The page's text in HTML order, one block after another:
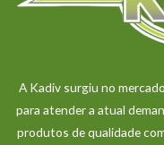
A Kadiv surgiu no
para atender a atual
produtos de qualidade